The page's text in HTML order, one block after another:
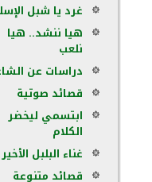
غرد يا شبل
هيا ننشد.. هيا
نلعب
دراسات عن
قصائد صوتية
ابتسمي ليخضر
الكلام
غناء البلبل الأخير
قصائد متنوعة